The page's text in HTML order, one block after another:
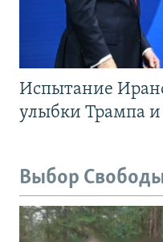
Испытание
улыбки Трампа
Выбор